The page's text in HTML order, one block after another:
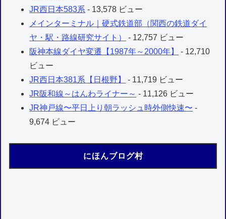
JR西日本583系 - 13,578 ビュー
メインターミナル｜硬式鉄道部（関西の鉄道ダイ
ヤ・駅・路線研究サイト）
- 12,757 ビュー
阪神本線ダイヤ変遷【1987年～2000年】
- 12,710
ビュー
JR西日本381系【日根野】
- 11,719 ビュー
JR阪和線～はんわライナー～ - 11,126 ビュー
JR神戸線〜平日上り朝ラッシュ時外側快速〜 -
9,674 ビュー
にほんブログ村